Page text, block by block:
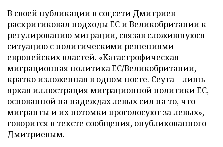
В своей публикации в соцсети Дмитриев
раскритиковал подходы ЕС и Великобритании к
регулированию миграции, связав сложившуюся
ситуацию с политическими решениями
европейских властей. «Катастрофическая
миграционная политика ЕС/Великобритании,
кратко изложенная в одном посте. Сеута – лишь
яркая иллюстрация миграционной политики ЕС,
основанной на надеждах левых сил на то, что
мигранты и их потомки проголосуют за левых», –
говорится в тексте сообщения, опубликованного
Дмитриевым.